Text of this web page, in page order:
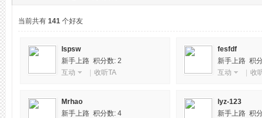
当前共有 141 个好友
lspsw
新手上路 积分数: 2
互动
收听TA
fesfdf
新手上路 积
互动
收
Mrhao
新手上路 积分数: 4
lyz-123
新手上路 积